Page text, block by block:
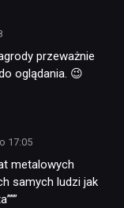
przeważnie
oglądania. 😉
17:05
metalowych
samych ludzi jak